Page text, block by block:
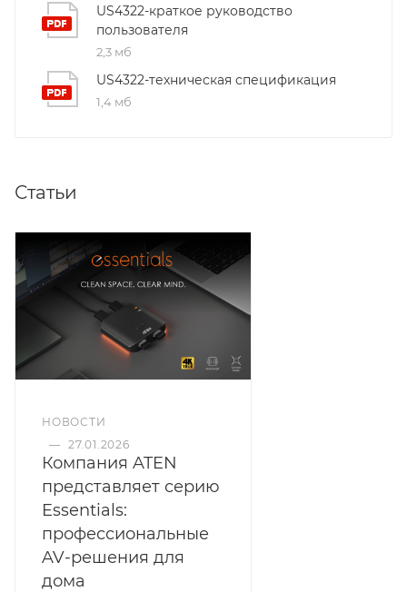
US4322-краткое руководство
пользователя
2,3 мб
US4322-техническая спецификация
1,4 мб
Статьи
НОВОСТИ
— 27.01.2026
Компания ATEN
представляет серию
Essentials:
профессиональные
AV-решения для
дома